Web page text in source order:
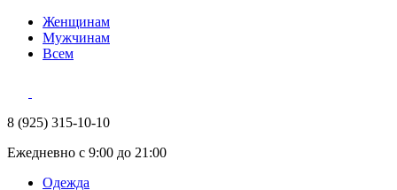
Женщинам
Мужчинам
Всем
8 (925) 315-10-10
Ежедневно с 9:00 до 21:00
Одежда